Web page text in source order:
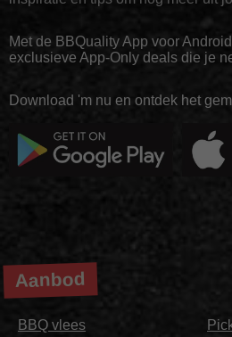
Met de BBQuality App voor
exclusieve App-Only deals die je
Download 'm nu en ontdek het
Aanbod
BBQ vlees